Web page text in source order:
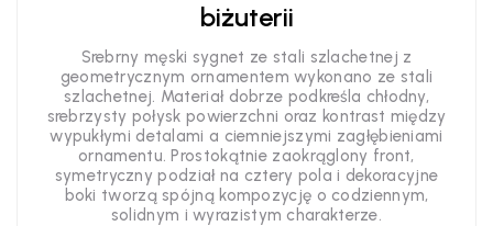
biżuterii
Srebrny męski sygnet ze stali szlachetnej z
geometrycznym ornamentem wykonano ze stali
szlachetnej. Materiał dobrze podkreśla chłodny,
srebrzysty połysk powierzchni oraz kontrast między
wypukłymi detalami a ciemniejszymi zagłębieniami
ornamentu. Prostokątnie zaokrąglony front,
symetryczny podział na cztery pola i dekoracyjne
boki tworzą spójną kompozycję o codziennym,
solidnym i wyrazistym charakterze.